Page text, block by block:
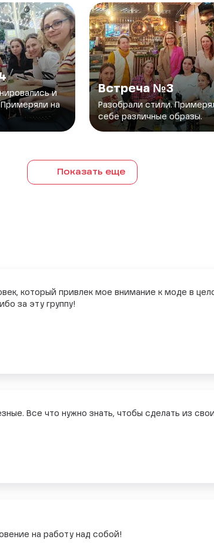
и
на
Встреча №3
Разобрали стили.
себе различные образы.
Показать еще
который привлек мое внимание к моде в
за эту группу!
Все что нужно знать, чтобы сделать из
на работу над собой!